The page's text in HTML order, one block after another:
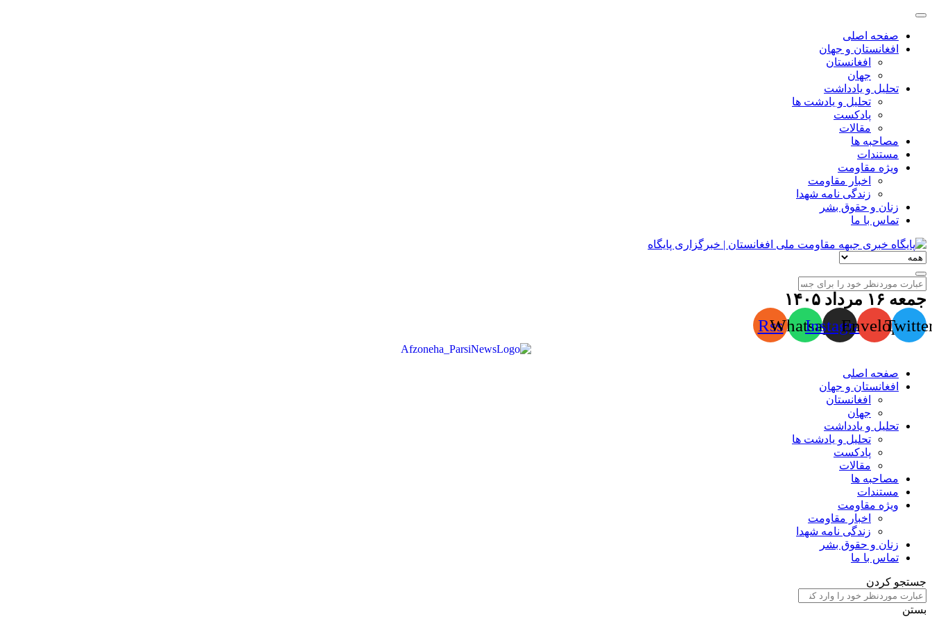
صفحه اصلی
افغانستان و جهان
افغانستان
جهان
تحلیل و یادداشت
تحلیل و یادشت ها
پادکست
مقالات
مصاحبه ها
مستندات
ویژه مقاومت
اخبار مقاومت
زندگی نامه شهدا
زنان و حقوق بشر
تماس با ما
جمعه ۱۶ مرداد ۱۴۰۵
Envelope
Instagram
Whatsapp
Rss
صفحه اصلی
افغانستان و جهان
افغانستان
جهان
تحلیل و یادداشت
تحلیل و یادشت ها
پادکست
مقالات
مصاحبه ها
مستندات
ویژه مقاومت
اخبار مقاومت
زندگی نامه شهدا
زنان و حقوق بشر
تماس با ما
جستجو کردن
بستن